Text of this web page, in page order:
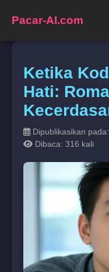
Pacar-AI.com
Ketika
Hati:
Dipublikasikan
Dibaca: 316 kali